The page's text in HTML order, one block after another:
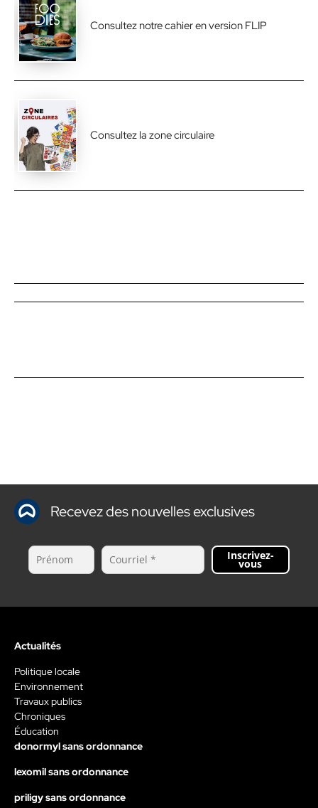
Consultez notre cahier en version FLIP
Consultez la zone circulaire
Recevez des nouvelles exclusives
Inscrivez-
vous
Actualités
Politique locale
Environnement
Travaux publics
Chroniques
Éducation
donormyl sans ordonnance
lexomil sans ordonnance
priligy sans ordonnance